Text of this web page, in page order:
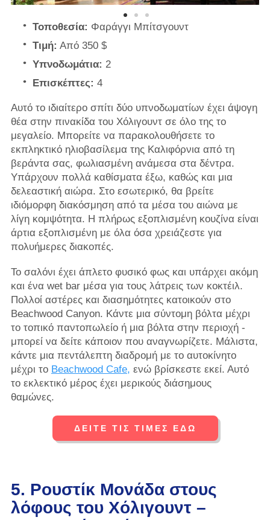
Τοποθεσία: Φαράγγι Μπίτσγουντ
Τιμή: Από 350 $
Υπνοδωμάτια: 2
Επισκέπτες: 4
Αυτό το ιδιαίτερο σπίτι δύο υπνοδωματίων έχει άψογη
θέα στην πινακίδα του Χόλιγουντ σε όλο της το
μεγαλείο. Μπορείτε να παρακολουθήσετε το
εκπληκτικό ηλιοβασίλεμα της Καλιφόρνια από τη
βεράντα σας, φωλιασμένη ανάμεσα στα δέντρα.
Υπάρχουν πολλά καθίσματα έξω, καθώς και μια
δελεαστική αιώρα. Στο εσωτερικό, θα βρείτε
ιδιόμορφη διακόσμηση από τα μέσα του αιώνα με
λίγη κομψότητα. Η πλήρως εξοπλισμένη κουζίνα είναι
άρτια εξοπλισμένη με όλα όσα χρειάζεστε για
πολυήμερες διακοπές.
Το σαλόνι έχει άπλετο φυσικό φως και υπάρχει ακόμη
και ένα wet bar μέσα για τους λάτρεις των κοκτέιλ.
Πολλοί αστέρες και διασημότητες κατοικούν στο
Beachwood Canyon. Κάντε μια σύντομη βόλτα μέχρι
το τοπικό παντοπωλείο ή μια βόλτα στην περιοχή -
μπορεί να δείτε κάποιον που αναγνωρίζετε. Μάλιστα,
κάντε μια πεντάλεπτη διαδρομή με το αυτοκίνητο
μέχρι το Beachwood Cafe, ενώ βρίσκεστε εκεί. Αυτό
το εκλεκτικό μέρος έχει μερικούς διάσημους
θαμώνες.
ΔΕΙΤΕ ΤΙΣ ΤΙΜΕΣ ΕΔΩ
5. Ρουστίκ Μονάδα στους
λόφους του Χόλιγουντ –